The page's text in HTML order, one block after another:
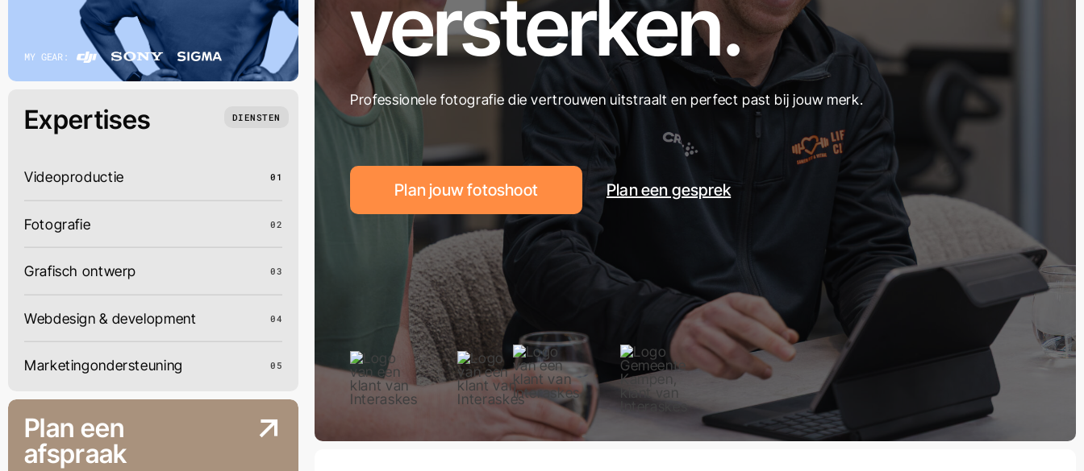
MY GEAR:
Expertises DIENSTEN
Videoproductie 01
Fotografie 02
Grafisch ontwerp 03
Webdesign & development 04
Marketingondersteuning 05
Plan een
afspraak
versterken.
Professionele fotografie die vertrouwen uitstraalt en perfect past bij jouw merk.
Plan jouw fotoshoot Plan een gesprek